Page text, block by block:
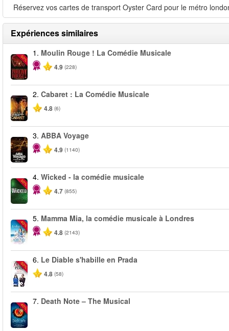
Réservez vos cartes de transport Oyster Card pour le métro
Expériences similaires
-50%
1. Moulin Rouge ! La Comédie Musicale
4.9 (228)
2. Cabaret : La Comédie Musicale
4.8 (6)
3. ABBA Voyage
4.9 (1140)
-50%
4. Wicked - la comédie musicale
4.7 (855)
-40%
5. Mamma Mia, la comédie musicale à Londres
4.8 (2143)
-50%
6. Le Diable s'habille en Prada
4.8 (58)
-40%
7. Death Note – The Musical